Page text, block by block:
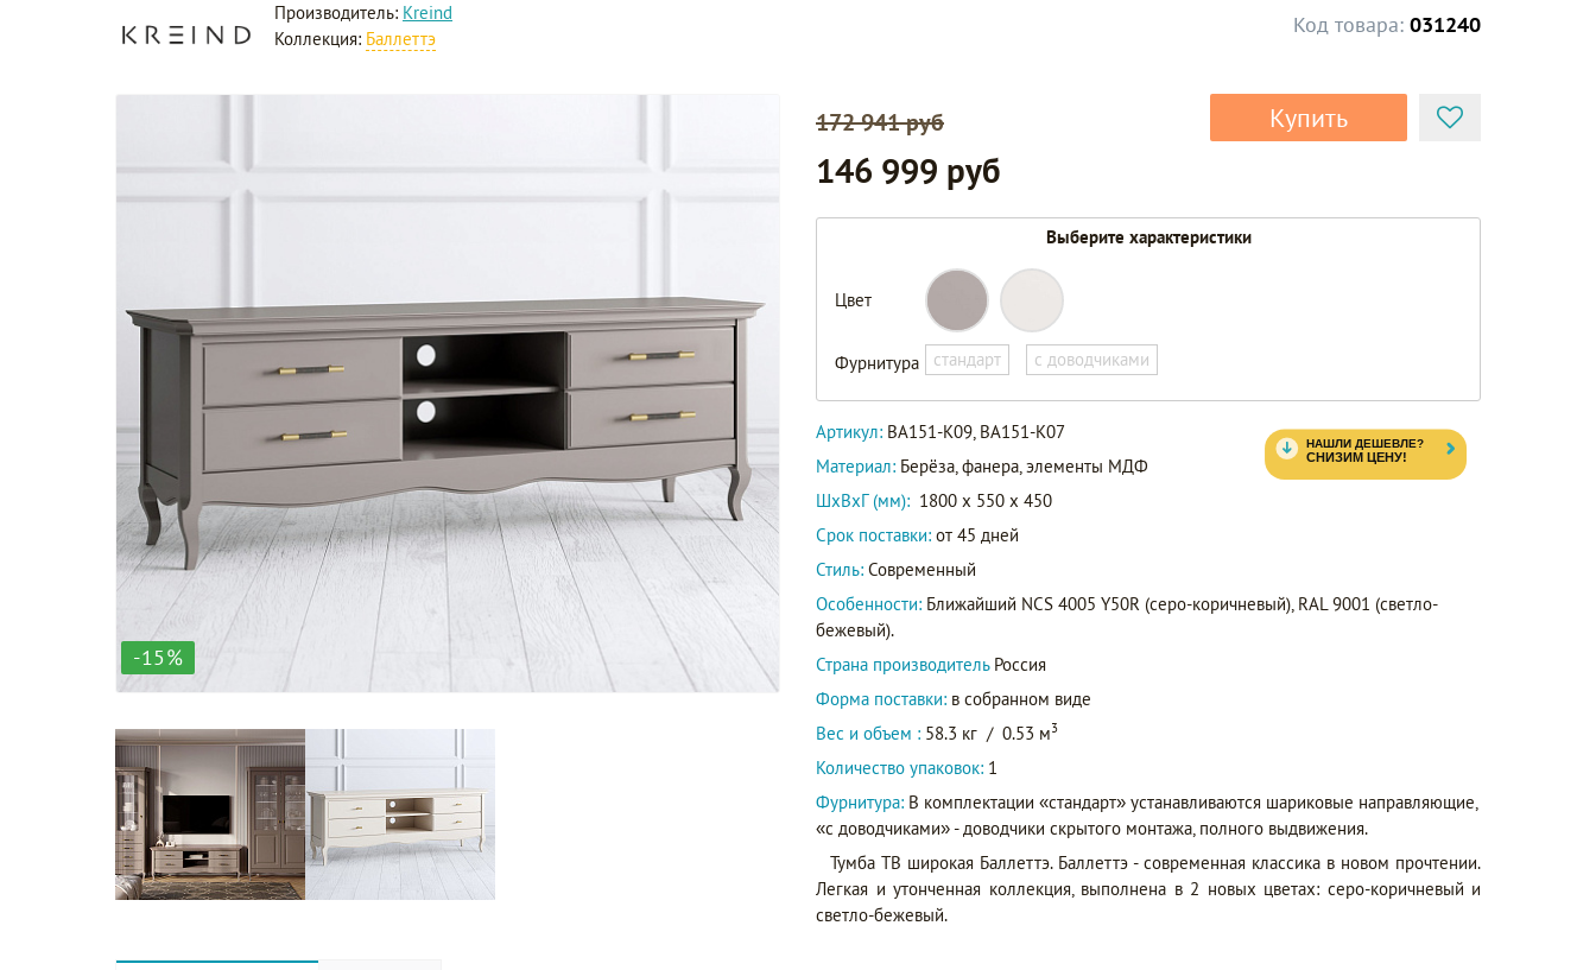
Код товара: 031240
Производитель: Kreind
Коллекция: Баллеттэ
-15%
172 941 руб
146 999 руб
Купить
Выберите характеристики
Цвет
BA151-
K09
BA151-
Фурнитура стандарт с доводчиками
Артикул: BA151-K09, BA151-K07
Материал: Берёза, фанера, элементы МДФ
ШxВxГ (мм): 1800 x 550 x 450
Срок поставки: от 45 дней
Стиль: Современный
Особенности: Ближайший NCS 4005 Y50R (серо-коричневый), RAL 9001 (светло-
бежевый).
Страна производитель Россия
Форма поставки: в собранном виде
Вес и объем : 58.3 кг / 0.53 м3
Количество упаковок: 1
Фурнитура: В комплектации «стандарт» устанавливаются шариковые направляющие,
«с доводчиками» - доводчики скрытого монтажа, полного выдвижения.
Тумба ТВ широкая Баллеттэ. Баллеттэ - современная классика в новом прочтении.
Легкая и утонченная коллекция, выполнена в 2 новых цветах: серо-коричневый и
светло-бежевый.